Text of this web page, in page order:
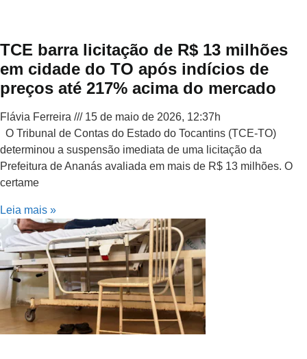
TCE barra licitação de R$ 13 milhões
em cidade do TO após indícios de
preços até 217% acima do mercado
Flávia Ferreira
15 de maio de 2026, 12:37h
O Tribunal de Contas do Estado do Tocantins (TCE-TO)
determinou a suspensão imediata de uma licitação da
Prefeitura de Ananás avaliada em mais de R$ 13 milhões. O
certame
Leia mais »